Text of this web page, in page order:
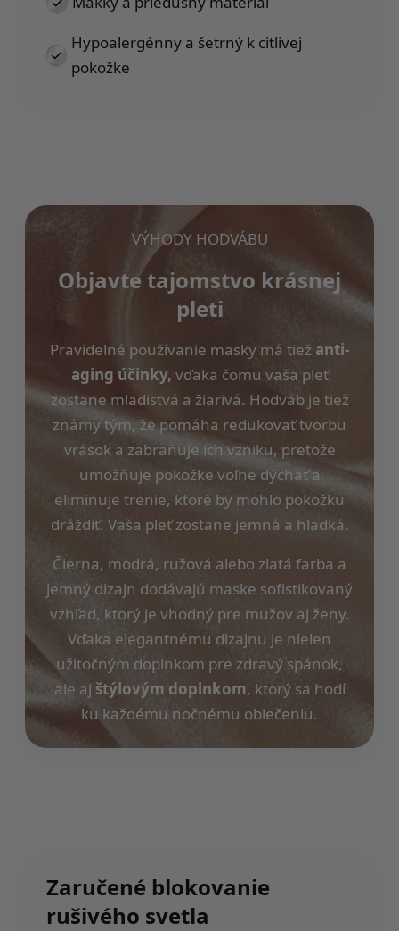
Hypoalergénny a šetrný k citlivej
pokožke
VÝHODY HODVÁBU
Objavte tajomstvo krásnej
pleti
Pravidelné používanie masky má tiež anti-
aging účinky, vďaka čomu vaša pleť
zostane mladistvá a žiarivá. Hodváb je tiež
známy tým, že pomáha redukovať tvorbu
vrások a zabraňuje ich vzniku, pretože
umožňuje pokožke voľne dýchať a
eliminuje trenie, ktoré by mohlo pokožku
dráždiť. Vaša pleť zostane jemná a hladká.
Čierna, modrá, ružová alebo zlatá farba a
jemný dizajn dodávajú maske sofistikovaný
vzhľad, ktorý je vhodný pre mužov aj ženy.
Vďaka elegantnému dizajnu je nielen
užitočným doplnkom pre zdravý spánok,
ale aj štýlovým doplnkom, ktorý sa hodí
ku každému nočnému oblečeniu.
Zaručené blokovanie
rušivého svetla